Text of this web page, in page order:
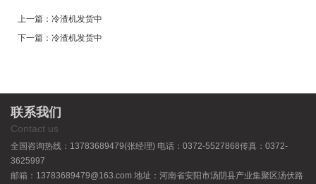
上一篇： 冷渣机发货中
下一篇： 冷渣机发货中
联系我们
Contact us
全国咨询热线：13783689479(张经理) 电话：0372-5527868传真：0372-
3625997
邮箱：13783689479@163.com 地址：河南省安阳市汤阴县产业集聚区汤伏路